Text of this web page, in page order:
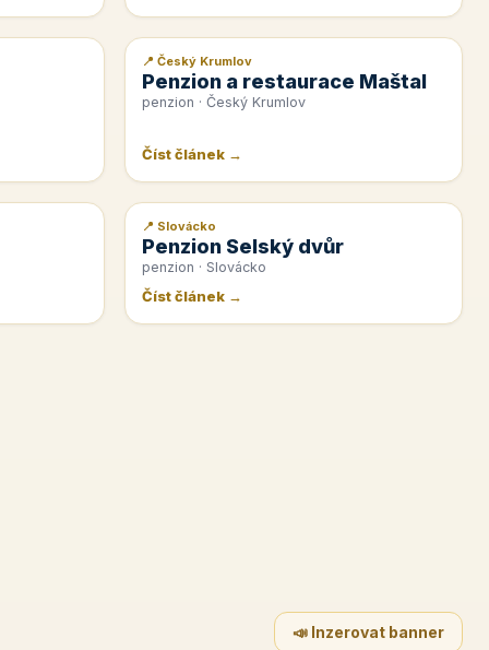
📰 PR článek
📍 Český Krumlov
Penzion a restaurace Maštal
penzion · Český Krumlov
Číst článek →
📰 PR článek
📍 Slovácko
Penzion Selský dvůr
penzion · Slovácko
Číst článek →
📣 Inzerovat banner